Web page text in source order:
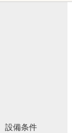
設備条件